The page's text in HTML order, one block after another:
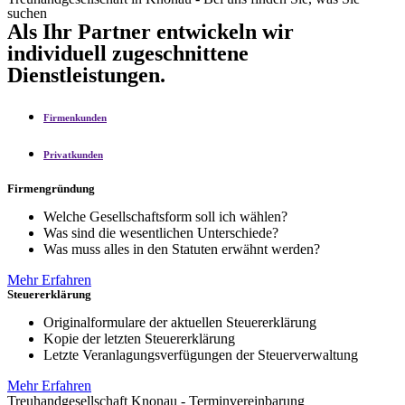
suchen
Als Ihr Partner entwickeln wir
individuell zugeschnittene
Dienstleistungen.
Firmenkunden
Privatkunden
Firmengründung
Welche Gesellschaftsform soll ich wählen?
Was sind die wesentlichen Unterschiede?
Was muss alles in den Statuten erwähnt werden?
Mehr Erfahren
Steuererklärung
Originalformulare der aktuellen Steuererklärung
Kopie der letzten Steuererklärung
Letzte Veranlagungsverfügungen der Steuerverwaltung
Mehr Erfahren
Treuhandgesellschaft Knonau - Terminvereinbarung